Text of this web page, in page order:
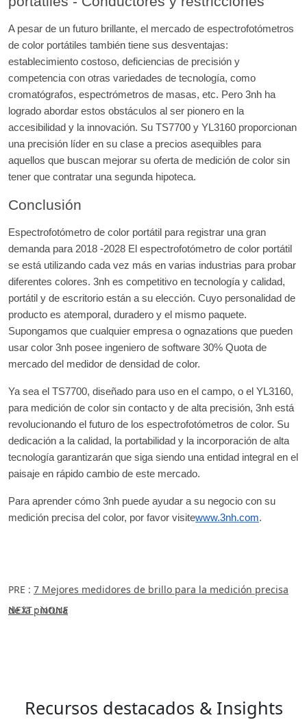
A pesar de un futuro brillante, el mercado de espectrofotómetros
de color portátiles también tiene sus desventajas:
establecimiento costoso, deficiencias de precisión y
competencia con otras variedades de tecnología, como
cromatógrafos, espectrómetros de masas, etc. Pero 3nh ha
logrado abordar estos obstáculos al ser pionero en la
accesibilidad y la innovación. Su TS7700 y YL3160 proporcionan
una precisión líder en su clase a precios asequibles para
aquellos que buscan mejorar su oferta de medición de color sin
tener que contratar una segunda hipoteca.
Conclusión
Espectrofotómetro de color portátil para registrar una gran
demanda para 2018 -2028 El espectrofotómetro de color portátil
se está utilizando cada vez más en varias industrias para probar
diferentes colores. 3nh es competitivo en tecnología y calidad,
portátil y de escritorio están a su elección. Cuyo personalidad de
producto es atemporal, duradero y el mismo paquete.
Supongamos que cualquier empresa o ognazations que pueden
usar color 3nh posee ingeniero de software 30% Quota de
mercado del medidor de densidad de color.
Ya sea el TS7700, diseñado para uso en el campo, o el YL3160,
para medición de color sin contacto y de alta precisión, 3nh está
revolucionando el futuro de los espectrofotómetros de color. Su
dedicación a la calidad, la portabilidad y la incorporación de alta
tecnología garantizarán que siga siendo una entidad integral en el
paisaje en rápido cambio de este mercado.
Para aprender cómo 3nh puede ayudar a su negocio con su
medición precisa del color, por favor visitewww.3nh.com.
PRE : 7 Mejores medidores de brillo para la medición precisa
de la pintura
NEXT : NONE
Recursos destacados & Insights